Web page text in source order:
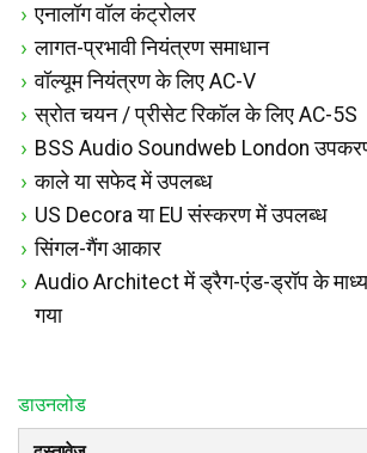
एनालॉग वॉल कंट्रोलर
लागत-प्रभावी नियंत्रण समाधान
वॉल्यूम नियंत्रण के लिए AC-V
स्रोत चयन / प्रीसेट रिकॉल के लिए AC-5S
BSS Audio Soundweb London
काले या सफेद में उपलब्ध
US Decora या EU संस्करण में उपलब्ध
सिंगल-गैंग आकार
Audio Architect में ड्रैग-एंड-ड्रॉप के
गया
डाउनलोड